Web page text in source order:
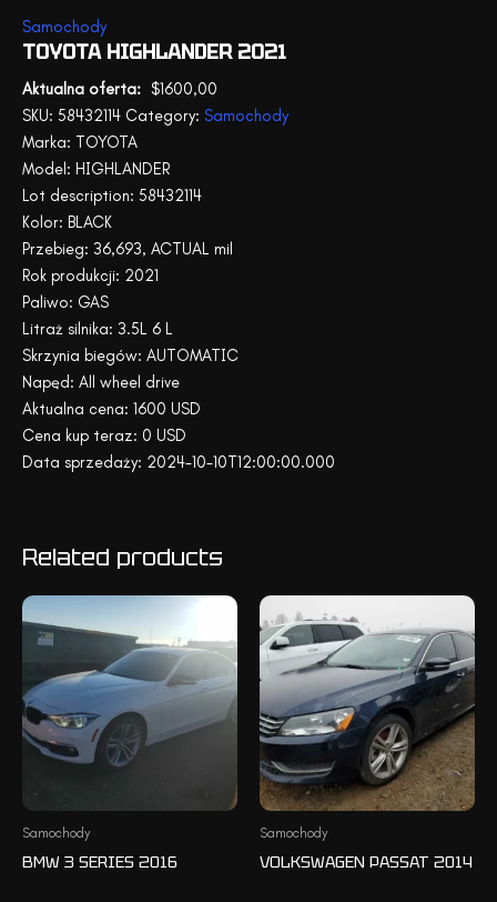
Samochody
TOYOTA HIGHLANDER 2021
$1600,00
SKU: 58432114 Category: Samochody
Marka: TOYOTA
Model: HIGHLANDER
Lot description: 58432114
Kolor: BLACK
Przebieg: 36,693, ACTUAL mil
Rok produkcji: 2021
Paliwo: GAS
Litraż silnika: 3.5L 6 L
Skrzynia biegów: AUTOMATIC
Napęd: All wheel drive
Aktualna cena: 1600 USD
Cena kup teraz: 0 USD
Data sprzedaży: 2024-10-10T12:00:00.000
Related products
Samochody
BMW 3 SERIES 2016
Samochody
VOLKSWAGEN PASSAT 2014